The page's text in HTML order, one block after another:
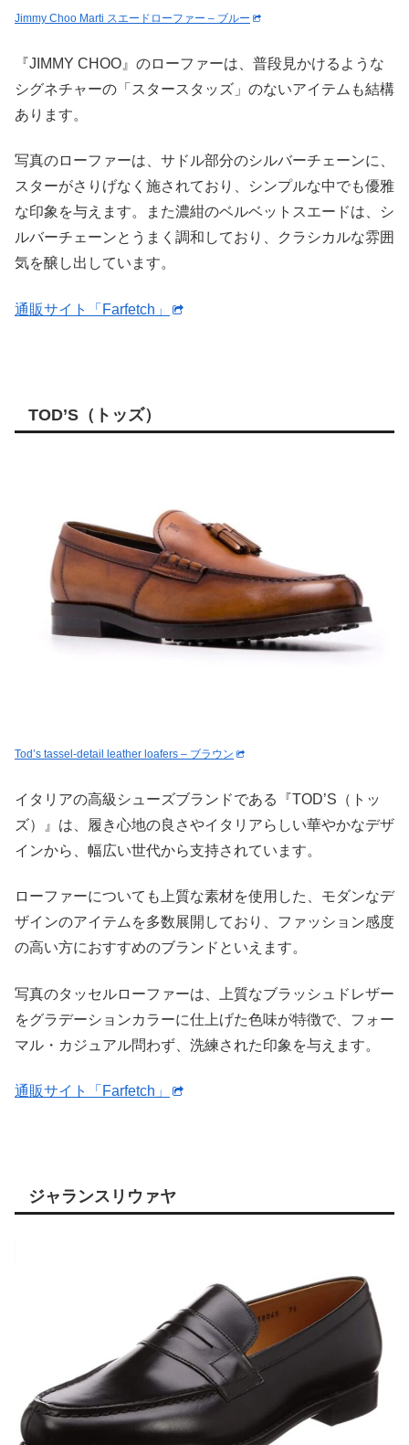
Jimmy Choo Marti スエードローファー – ブルー
『JIMMY CHOO』のローファーは、普段見かけるような
シグネチャーの「スタースタッズ」のないアイテムも結構
あります。
写真のローファーは、サドル部分のシルバーチェーンに、
スターがさりげなく施されており、シンプルな中でも優雅
な印象を与えます。また濃紺のベルベットスエードは、シ
ルバーチェーンとうまく調和しており、クラシカルな雰囲
気を醸し出しています。
通販サイト「Farfetch」
TOD’S（トッズ）
Tod’s tassel-detail leather loafers – ブラウン
イタリアの高級シューズブランドである『TOD’S（トッ
ズ）』は、履き心地の良さやイタリアらしい華やかなデザ
インから、幅広い世代から支持されています。
ローファーについても上質な素材を使用した、モダンなデ
ザインのアイテムを多数展開しており、ファッション感度
の高い方におすすめのブランドといえます。
写真のタッセルローファーは、上質なブラッシュドレザー
をグラデーションカラーに仕上げた色味が特徴で、フォー
マル・カジュアル問わず、洗練された印象を与えます。
通販サイト「Farfetch」
ジャランスリウァヤ